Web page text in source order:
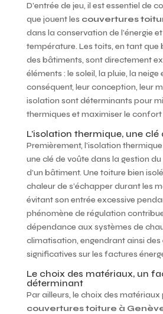
D’entrée de jeu, il est essentiel de
que jouent les couvertures
dans la conservation de l’énergie
température. Les toits, en tant que
des bâtiments, sont directement
éléments : le soleil, la pluie, la neige
conséquent, leur conception, leur
isolation sont déterminants pour
thermiques et maximiser le confort
L’isolation thermique, une clé
Premièrement, l’isolation
une clé de voûte dans la gestion
d’un bâtiment. Une toiture bien
chaleur de s’échapper durant les
évitant son entrée excessive
phénomène de régulation
dépendance aux systèmes de
climatisation, engendrant ainsi des
significatives sur les factures
Le choix des matériaux, un
déterminant
Par ailleurs, le choix des matériaux
couvertures toiture à